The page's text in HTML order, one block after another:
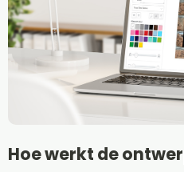
Hoe werkt de